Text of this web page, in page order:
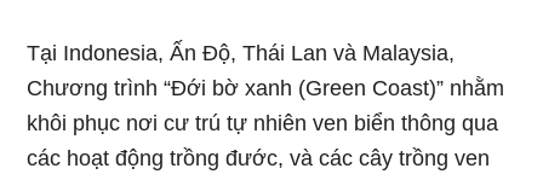
Tại Indonesia, Ấn Độ, Thái Lan và Malaysia,
Chương trình “Đới bờ xanh (Green Coast)” nhằm
khôi phục nơi cư trú tự nhiên ven biển thông qua
các hoạt động trồng đước, và các cây trồng ven